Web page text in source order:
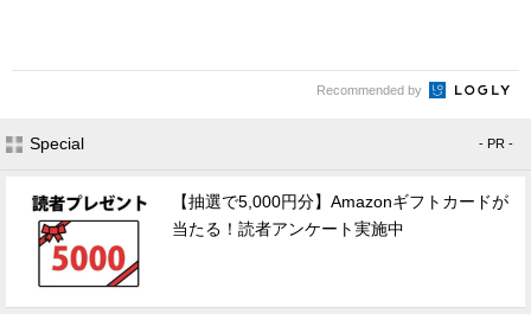
Recommended by
Special - PR -
【抽選で5,000円分】Amazonギフトカードが
当たる！読者アンケート実施中